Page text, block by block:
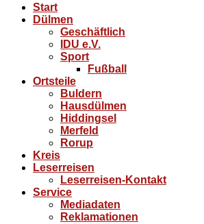
Start
Dülmen
Geschäftlich
IDU e.V.
Sport
Fußball
Ortsteile
Buldern
Hausdülmen
Hiddingsel
Merfeld
Rorup
Kreis
Leserreisen
Leserreisen-Kontakt
Service
Mediadaten
Reklamationen